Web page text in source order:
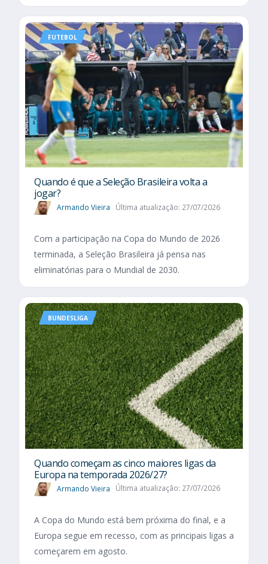
FUTEBOL
Quando é que a Seleção Brasileira volta a
jogar?
Armando Vieira Última atualização: 27/07/2026
Com a participação na Copa do Mundo de 2026
terminada, a Seleção Brasileira já pensa nas
eliminatórias para o Mundial de 2030.
BUNDESLIGA
Quando começam as cinco maiores ligas da
Europa na temporada 2026/27?
Armando Vieira Última atualização: 27/07/2026
A Copa do Mundo está bem próxima do final, e a
Europa segue em recesso, com as principais ligas a
começarem em agosto.